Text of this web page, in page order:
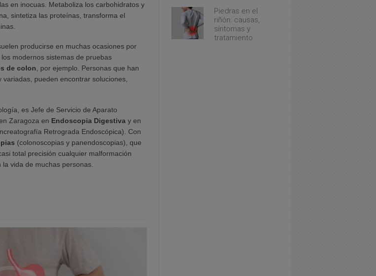
en inocuas. Metaboliza los carbohidratos y
sintetiza las proteínas, transforma el
producirse en muchas ocasiones por
modernos sistemas de pruebas
de colon , por ejemplo. Personas que han
pueden encontrar soluciones,
es Jefe de Servicio de Aparato
Zaragoza en Endoscopia Digestiva y en
Retrograda Endoscópica). Con
(colonoscopias y panendoscopias), que
total precisión cualquier malformación
vida de muchas personas.
Piedras en el
riñón: causas,
síntomas y
tratamiento